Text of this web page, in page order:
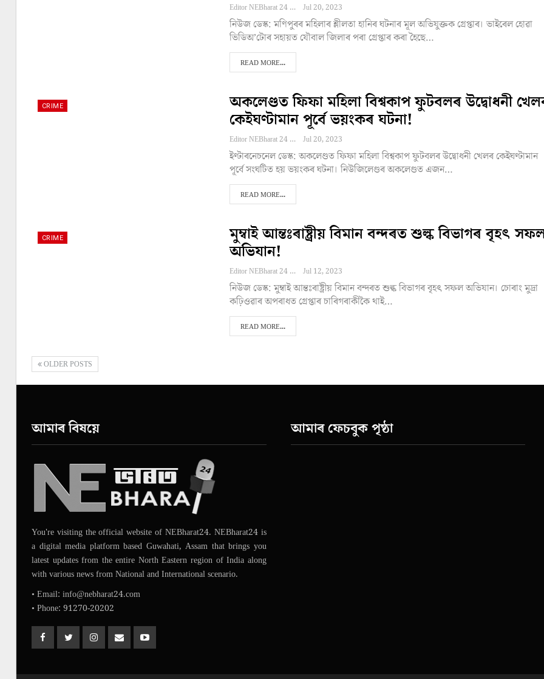
Editor NEBharat 24 Jul 20, 2023
নিউজ ডেস্ক: মণিপুৰৰ মহিলাৰ শ্লীলতা হানিৰ ঘটনাৰ মূল অভিযুক্তক গ্ৰেপ্তাৰ। ভাইৰেল হোৱা
ভিডিঅ’টোৰ সহায়ত যৌবাল জিলাৰ পৰা গ্ৰেপ্তাৰ কৰা হৈছে…
READ MORE...
CRIME
অকলেণ্ডত ফিফা মহিলা বিশ্বকাপ ফুটবলৰ উদ্বোধনী
কেইঘণ্টামান পূৰ্বে ভয়ংকৰ ঘটনা!
Editor NEBharat 24 Jul 20, 2023
ইণ্টাৰনেচনেল ডেস্ক: অকলেণ্ডত ফিফা মহিলা বিশ্বকাপ ফুটবলৰ উদ্বোধনী খেলৰ কেইঘণ্টামান
পূৰ্বে সংঘটিত হয় ভয়ংকৰ ঘটনা। নিউজিলেণ্ডৰ অকলেণ্ডত এজন…
READ MORE...
CRIME
মুম্বাই আন্তঃৰাষ্ট্ৰীয় বিমান বন্দৰত শুল্ক বিভাগৰ বৃহৎ
অভিযান!
Editor NEBharat 24 Jul 12, 2023
নিউজ ডেস্ক: মুম্বাই আন্তঃৰাষ্ট্ৰীয় বিমান বন্দৰত শুল্ক বিভাগৰ বৃহৎ সফল অভিযান। চোৰাং মুদ্ৰা
কঢ়িওৱাৰ অপৰাধত গ্ৰেপ্তাৰ চাৰিগৰাকীকৈ থাই…
READ MORE...
OLDER POSTS
আমাৰ বিষয়ে
You're visiting the official website of NEBharat24. NEBharat24 is
a digital media platform based Guwahati, Assam that brings you
latest updates from the entire North Eastern region of India along
with various news from National and International scenario.
• Email: info@nebharat24.com
• Phone: 91270-20202
আমাৰ ফেচবুক পৃষ্ঠা